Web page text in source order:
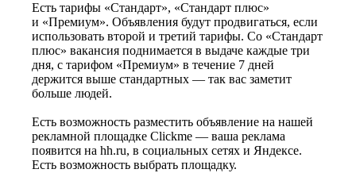
Есть тарифы «Стандарт», «Стандарт плюс»
и «Премиум». Объявления будут продвигаться, если
использовать второй и третий тарифы. Со «Стандарт
плюс» вакансия поднимается в выдаче каждые три
дня, с тарифом «Премиум» в течение 7 дней
держится выше стандартных — так вас заметит
больше людей.
Есть возможность разместить объявление на нашей
рекламной площадке Clickme — ваша реклама
появится на hh.ru, в социальных сетях и Яндексе.
Есть возможность выбрать площадку.